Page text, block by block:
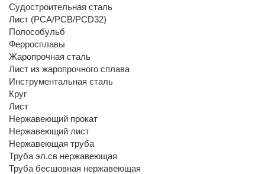
Судостроительная сталь
Лист (РСА/РСВ/РСD32)
Полособульб
Ферросплавы
Жаропрочная сталь
Лист из жаропрочного сплава
Инструментальная сталь
Круг
Лист
Нержавеющий прокат
Нержавеющий лист
Нержавеющая труба
Труба эл.св нержавеющая
Труба бесшовная нержавеющая